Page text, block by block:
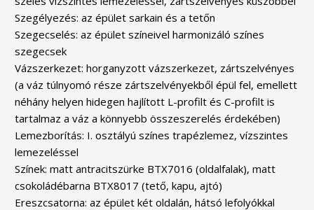
Szegélyezés: az épület sarkain és a tetőn
Szegecselés: az épület színeivel harmonizáló színes
szegecsek
Vázszerkezet: horganyzott vázszerkezet, zártszelvényes
(a váz túlnyomó része zártszelvényekből épül fel, emellett
néhány helyen hidegen hajlított L-profilt és C-profilt is
tartalmaz a váz a könnyebb összeszerelés érdekében)
Lemezborítás: I. osztályú színes trapézlemez, vízszintes
lemezeléssel
Színek: matt antracitszürke BTX7016 (oldalfalak), matt
csokoládébarna BTX8017 (tető, kapu, ajtó)
Ereszcsatorna: az épület két oldalán, hátsó lefolyókkal